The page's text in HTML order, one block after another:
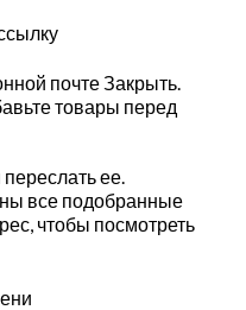
почте Закрыть.
товары перед
ее.
все подобранные
чтобы посмотреть